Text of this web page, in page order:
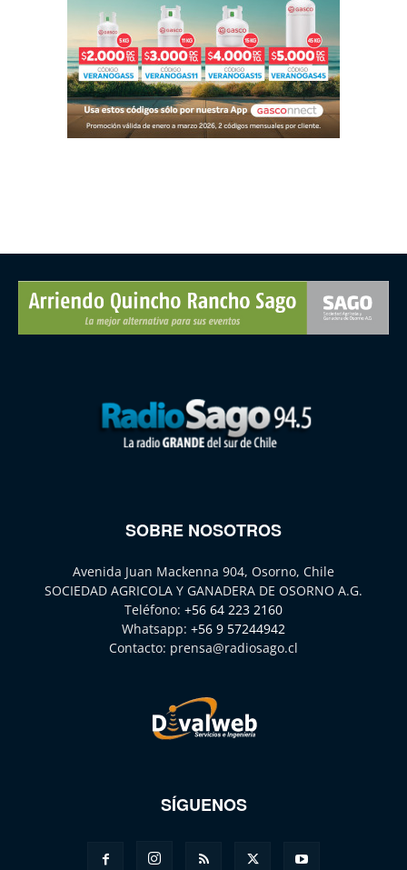
SOBRE NOSOTROS
Avenida Juan Mackenna 904, Osorno, Chile
SOCIEDAD AGRICOLA Y GANADERA DE OSORNO A.G.
Teléfono: +56 64 223 2160
Whatsapp: +56 9 57244942
Contacto: prensa@radiosago.cl
SÍGUENOS